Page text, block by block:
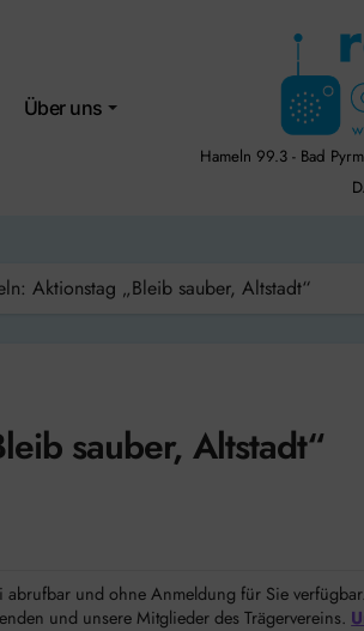
Über uns
Hameln 99.3 - Bad
Aktionstag „Bleib sauber, Altstadt“
sauber, Altstadt“
abrufbar und ohne Anmeldung für Sie verfügbar.
und unsere Mitglieder des Trägervereins.